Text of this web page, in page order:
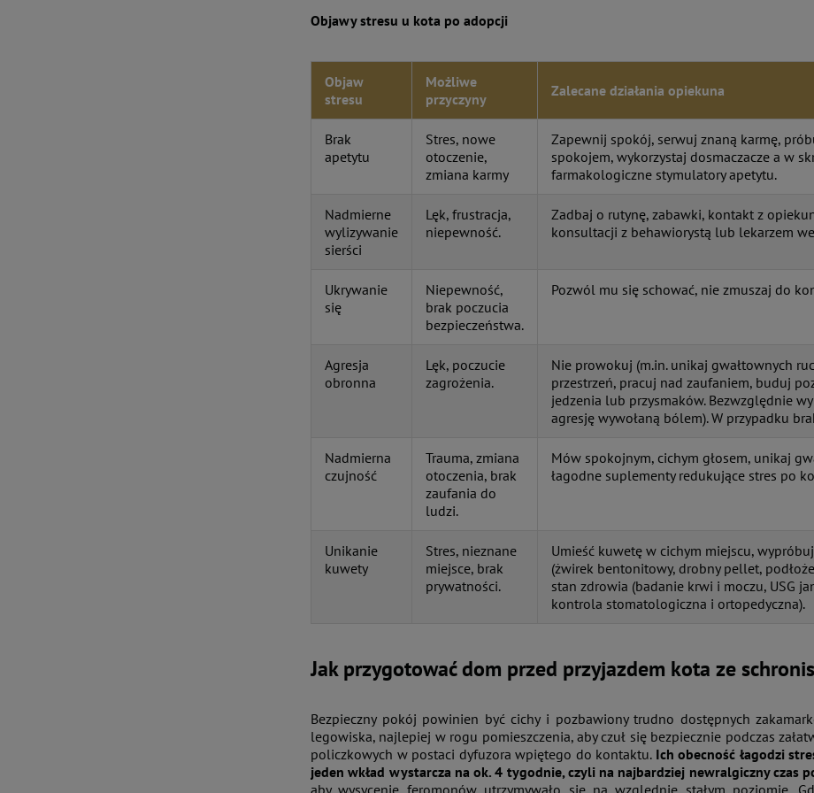
Objawy stresu u kota po adopcji
Objaw
stresu
Możliwe
przyczyny
Zalecane działania opiekuna
Brak
apetytu
Stres, nowe
otoczenie,
zmiana karmy
Zapewnij spokój, serwuj znaną karmę,
spokojem, wykorzystaj dosmaczacze a w
farmakologiczne stymulatory apetytu.
Nadmierne
wylizywanie
sierści
Lęk, frustracja,
niepewność.
Zadbaj o rutynę, zabawki, kontakt z
konsultacji z behawiorystą lub lekarzem
Ukrywanie
się
Niepewność,
brak poczucia
bezpieczeństwa.
Pozwól mu się schować, nie zmuszaj do
Agresja
obronna
Lęk, poczucie
zagrożenia.
Nie prowokuj (m.in. unikaj gwałtownych
przestrzeń, pracuj nad zaufaniem, buduj
jedzenia lub przysmaków. Bezwzględnie
agresję wywołaną bólem). W przypadku
Nadmierna
czujność
Trauma, zmiana
otoczenia, brak
zaufania do
ludzi.
Mów spokojnym, cichym głosem, unikaj
łagodne suplementy redukujące stres po
Unikanie
kuwety
Stres, nieznane
miejsce, brak
prywatności.
Umieść kuwetę w cichym miejscu,
(żwirek bentonitowy, drobny pellet,
stan zdrowia (badanie krwi i moczu, USG
kontrola stomatologiczna i ortopedyczna).
Jak przygotować dom przed przyjazdem kota ze
Bezpieczny pokój powinien być cichy i pozbawiony trudno dostępnych
legowiska, najlepiej w rogu pomieszczenia, aby czuł się bezpiecznie podczas
policzkowych w postaci dyfuzora wpiętego do kontaktu. Ich obecność łagodzi
jeden wkład wystarcza na ok. 4 tygodnie, czyli na najbardziej newralgiczny czas